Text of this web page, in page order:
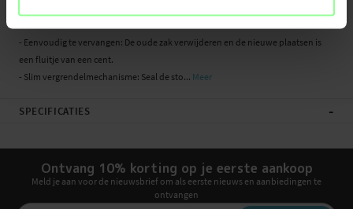
- Eenvoudig te vervangen: De oude zak verwijderen en de nieuwe plaatsen is
een fluitje van een cent.
- Slim vergrendelmechanisme: Seal de sto... Meer
SPECIFICATIES -
Ontvang 10% korting op je eerste aankoop
Meld je aan voor de nieuwsbrief om als eerste nieuws en aanbiedingen te
ontvangen